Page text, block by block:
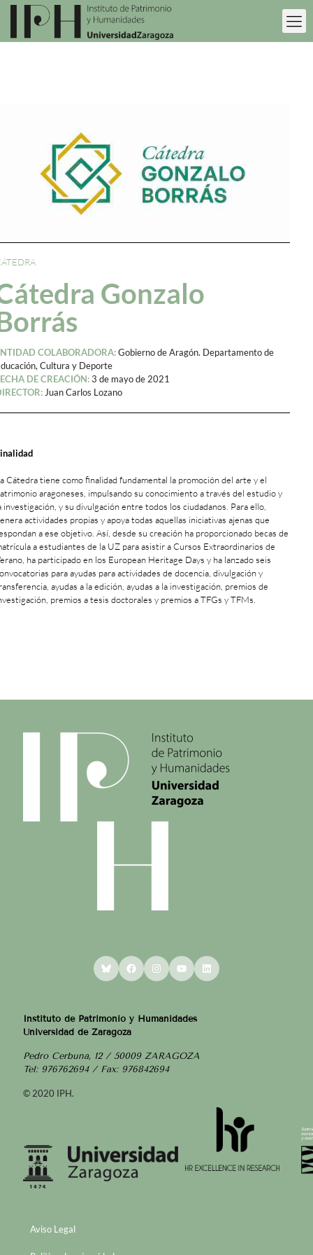
Gonzalo
COLABORADORA:Gobierno de Aragón. Departamento de
Cultura y Deporte
DE CREACIÓN:3 de mayo de 2021
Juan Carlos Lozano
Cátedra tiene como finalidad fundamental la promoción del arte y el
aragoneses, impulsando su conocimiento a través del estudio y
investigación, y su divulgación entre todos los ciudadanos. Para ello,
actividades propias y apoya todas aquellas iniciativas ajenas que
a ese objetivo. Así, desde su creación ha proporcionado becas de
a estudiantes de la UZ para asistir a Cursos Extraordinarios de
ha participado en los European Heritage Days y ha lanzado seis
para ayudas para actividades de docencia, divulgación y
ayudas a la edición, ayudas a la investigación, premios de
premios a tesis doctorales y premios a TFGs y TFMs.
BlueskyFacebookInstagram
YouTubeLinkedIn
Instituto de Patrimonio y Humanidades
Universidad de Zaragoza
Pedro Cerbuna, 12 / 50009 ZARAGOZA
Tel: 976762694 / Fax: 976842694
© 2020 IPH.
Aviso Legal